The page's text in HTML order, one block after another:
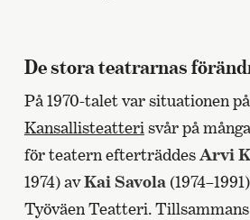
De stora teatrarnas
På 1970-talet var situationen på
Kansallisteatterisvår på
för teatern efterträddesArvi
1974) avKai Savola
Työväen Teatteri.